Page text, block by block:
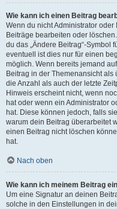
Wie kann ich einen Beitrag
Wenn du nicht Administrator
Beiträge bearbeiten oder
du das „Ändere Beitrag“-Symbol
eventuell ist dies nur für einen
möglich. Wenn bereits jemand
Beitrag in der Themenansicht als
die Anzahl als auch der letzte
Hinweis erscheint nicht, wenn
hat oder wenn ein Administrator
hat. Diese können jedoch, falls
warum dein Beitrag überarbeitet
einen Beitrag nicht löschen
hat.
Nach oben
Wie kann ich meinem Beitrag
Um eine Signatur an deinen
solche in den Einstellungen in